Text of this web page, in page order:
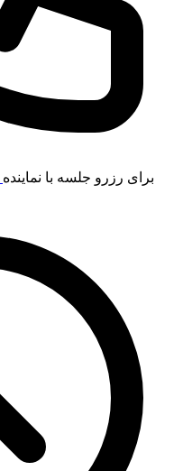
برای رزرو جلسه با نماینده